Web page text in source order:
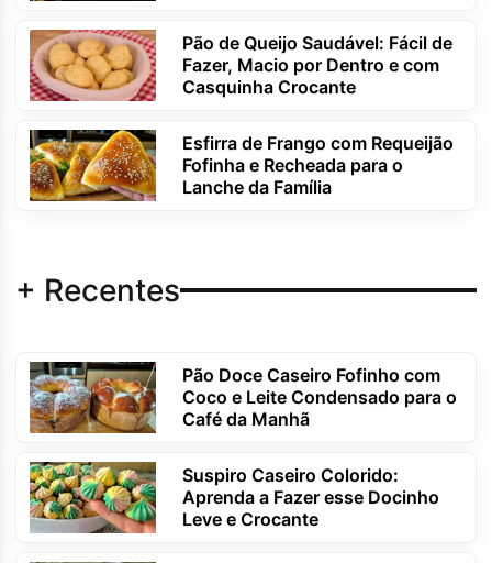
Pão de Queijo Saudável: Fácil de
Fazer, Macio por Dentro e com
Casquinha Crocante
Esfirra de Frango com Requeijão
Fofinha e Recheada para o
Lanche da Família
+ Recentes
Pão Doce Caseiro Fofinho com
Coco e Leite Condensado para o
Café da Manhã
Suspiro Caseiro Colorido:
Aprenda a Fazer esse Docinho
Leve e Crocante